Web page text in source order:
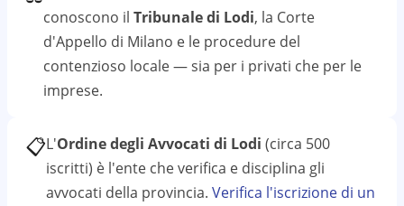
conoscono il Tribunale di Lodi, la Corte
d'Appello di Milano e le procedure del
contenzioso locale — sia per i privati che per le
imprese.
📋L'Ordine degli Avvocati di Lodi (circa 500
iscritti) è l'ente che verifica e disciplina gli
avvocati della provincia. Verifica l'iscrizione di un